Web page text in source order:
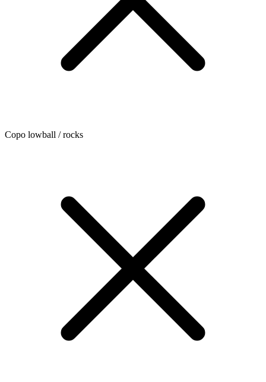
Copo lowball / rocks